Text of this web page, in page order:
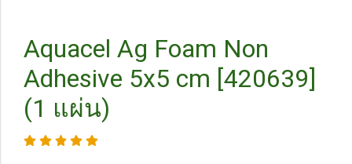
Aquacel Ag Foam Non
Adhesive 5x5 cm [420639]
(1 แผ่น)